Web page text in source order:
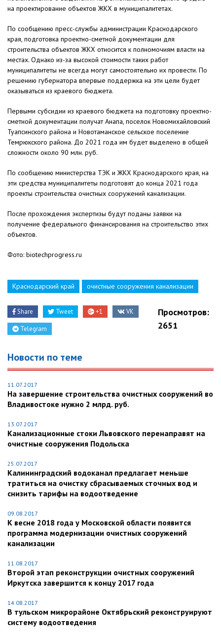
на проектирование объектов ЖКХ в муниципалитетах.
По сообщению пресс-службы администрации Краснодарского
края, подготовка проектно-сметной документации для
строительства объектов ЖКХ относится к полномочиям власти на
местах. Однако из-за высокой стоимости таких работ
муниципалитеты не всегда могут самостоятельно их провести. По
решению губернатора впервые поддержка на эти цели будет
оказываться из краевого бюджета.
Первыми субсидии из краевого бюджета на подготовку проектно-
сметной документации получат Анапа, поселок Новомихайловский
Туапсинского района и Новотаманское сельское поселение
Темрюкского района. До 2021 года им будет выделено в общей
сложности около 90 млн. руб.
По сообщению министерства ТЭК и ЖКХ Краснодарского края, на
эти средства муниципалитеты подготовят до конца 2021 года
проекты строительства очистных сооружений канализации.
После прохождения экспертизы будут поданы заявки на
получение федерального финансирования на строительство этих
объектов.
Фото: biotechprogress.ru
Краснодарский край очистные сооружения канализации
Share Tweet +1 VK
Telegram
Просмотров:
2651
Новости по теме
11.07.2017
На завершение строительства очистных сооружений во
Владивостоке нужно 2 млрд. руб.
13.07.2017
Канализационные стоки Львовского перенаправят на
очистные сооружения Подольска
25.07.2017
Калининградский водоканал предлагает меньше
тратиться на очистку сбрасываемых сточных вод и
снизить тарифы на водоотведение
09.08.2017
К весне 2018 года у Московской области появится
программа модернизации очистных сооружений
канализации
11.08.2017
Второй этап реконструкции очистных сооружений
Иркутска завершится к концу 2017 года
14.08.2017
В тульском микрорайоне Октябрьский реконструируют
систему водоотведения